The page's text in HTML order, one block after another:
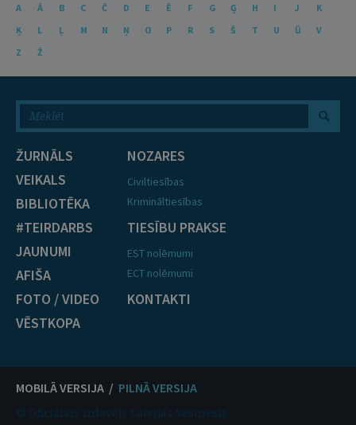
A Ā B C Č D E Ē F G Ģ H I J
K
Ķ
L Ļ M N Ņ O P R S Š T U Ū
V
Z
Ž
ŽURNĀLS
VEIKALS
BIBLIOTĒKA
#TEIRDARBS
JAUNUMI
AFIŠA
FOTO / VIDEO
VĒSTKOPA
NOZARES
Civiltiesības
Krimināltiesības
TIESĪBU PRAKSE
EST nolēmumi
ECT nolēmumi
KONTAKTI
MOBILĀ VERSIJA / PILNĀ VERSIJA
© Oficiālais izdevējs Latvijas Vēstnesis